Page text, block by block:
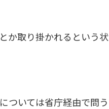
か取り掛かれるという状
ついては省庁経由で問う